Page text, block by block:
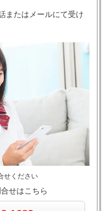
またはメールにて受け
せください
せはこちら